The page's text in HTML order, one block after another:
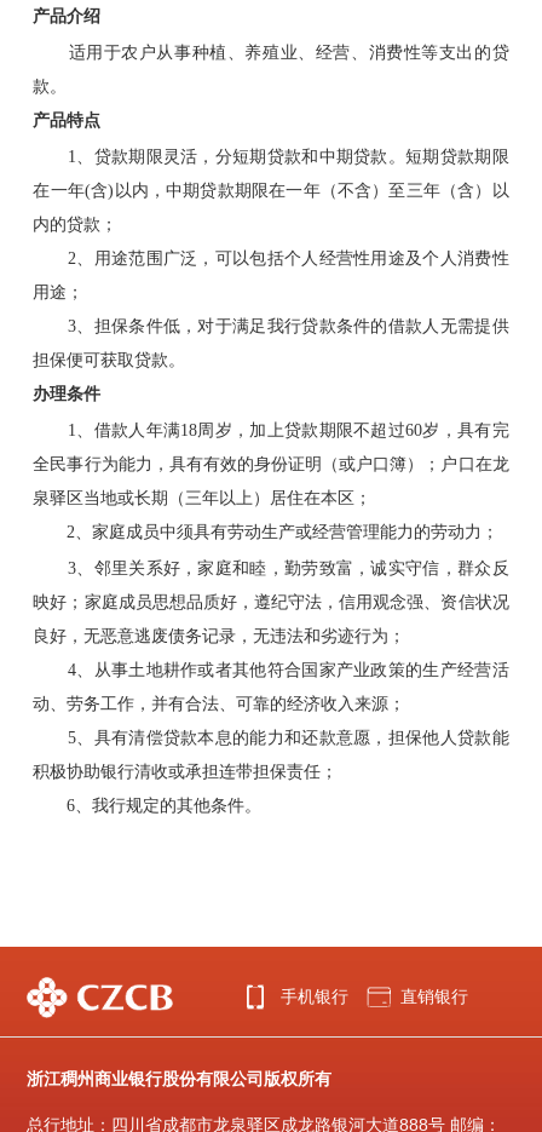
产品介绍
适用于农户从事种植、养殖业、经营、消费性等支出的贷
款。
产品特点
1、贷款期限灵活，分短期贷款和中期贷款。短期贷款期限
在一年(含)以内，中期贷款期限在一年（不含）至三年（含）以
内的贷款；
2、用途范围广泛，可以包括个人经营性用途及个人消费性
用途；
3、担保条件低，对于满足我行贷款条件的借款人无需提供
担保便可获取贷款。
办理条件
1、借款人年满18周岁，加上贷款期限不超过60岁，具有完
全民事行为能力，具有有效的身份证明（或户口簿）；户口在龙
泉驿区当地或长期（三年以上）居住在本区；
2、家庭成员中须具有劳动生产或经营管理能力的劳动力；
3、邻里关系好，家庭和睦，勤劳致富，诚实守信，群众反
映好；家庭成员思想品质好，遵纪守法，信用观念强、资信状况
良好，无恶意逃废债务记录，无违法和劣迹行为；
4、从事土地耕作或者其他符合国家产业政策的生产经营活
动、劳务工作，并有合法、可靠的经济收入来源；
5、具有清偿贷款本息的能力和还款意愿，担保他人贷款能
积极协助银行清收或承担连带担保责任；
6、我行规定的其他条件。
手机银行 直销银行
浙江稠州商业银行股份有限公司版权所有
总行地址：四川省成都市龙泉驿区成龙路银河大道888号 邮编：